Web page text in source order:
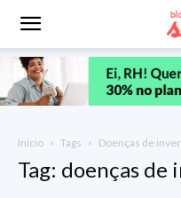
Início Tags Doenças de
Tag: doenças de